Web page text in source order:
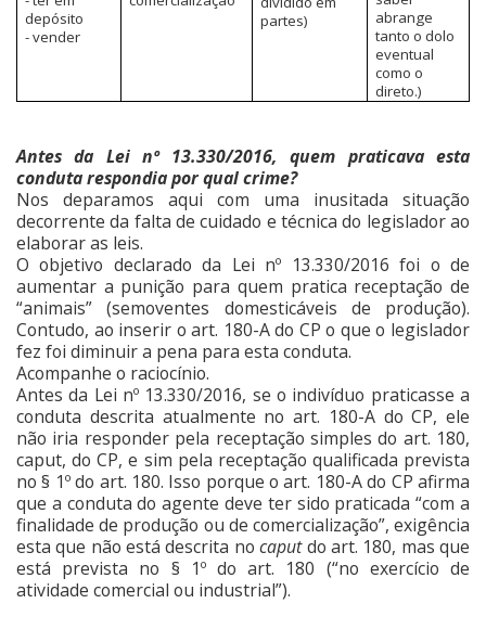
depósito
- vender
partes)
abrange
tanto o dolo
eventual
como o
direto.)
Antes da Lei nº 13.330/2016, quem praticava esta
conduta respondia por qual crime?
Nos deparamos aqui com uma inusitada situação
decorrente da falta de cuidado e técnica do legislador ao
elaborar as leis.
O objetivo declarado da Lei nº 13.330/2016 foi o de
aumentar a punição para quem pratica receptação de
“animais” (semoventes domesticáveis de produção).
Contudo, ao inserir o art. 180-A do CP o que o legislador
fez foi diminuir a pena para esta conduta.
Acompanhe o raciocínio.
Antes da Lei nº 13.330/2016, se o indivíduo praticasse a
conduta descrita atualmente no art. 180-A do CP, ele
não iria responder pela receptação simples do art. 180,
caput, do CP, e sim pela receptação qualificada prevista
no § 1º do art. 180. Isso porque o art. 180-A do CP afirma
que a conduta do agente deve ter sido praticada “com a
finalidade de produção ou de comercialização”, exigência
esta que não está descrita nocaputdo art. 180, mas que
está prevista no § 1º do art. 180 (“no exercício de
atividade comercial ou industrial”).